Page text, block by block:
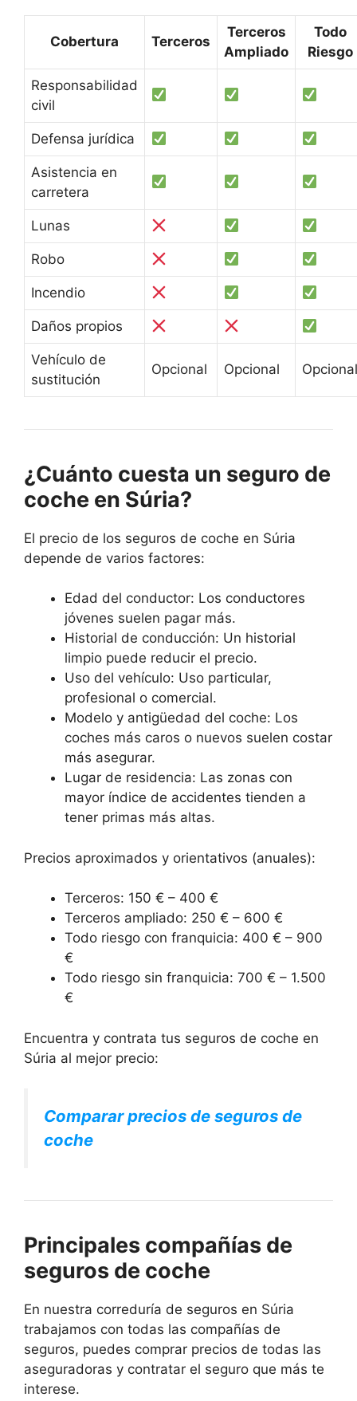
Cobertura Terceros
Terceros
Ampliado
Todo
Riesgo
Responsabilidad
civil
Defensa jurídica
Asistencia en
carretera
Lunas
Robo
Incendio
Daños propios
Vehículo de
sustitución
Opcional Opcional Opcional
¿Cuánto cuesta un seguro de
coche en Súria?
El precio de los seguros de coche en Súria
depende de varios factores:
Edad del conductor: Los conductores
jóvenes suelen pagar más.
Historial de conducción: Un historial
limpio puede reducir el precio.
Uso del vehículo: Uso particular,
profesional o comercial.
Modelo y antigüedad del coche: Los
coches más caros o nuevos suelen costar
más asegurar.
Lugar de residencia: Las zonas con
mayor índice de accidentes tienden a
tener primas más altas.
Precios aproximados y orientativos (anuales):
Terceros: 150 € – 400 €
Terceros ampliado: 250 € – 600 €
Todo riesgo con franquicia: 400 € – 900
€
Todo riesgo sin franquicia: 700 € – 1.500
€
Encuentra y contrata tus seguros de coche en
Súria al mejor precio:
Comparar precios de seguros de
coche
Principales compañías de
seguros de coche
En nuestra correduría de seguros en Súria
trabajamos con todas las compañías de
seguros, puedes comprar precios de todas las
aseguradoras y contratar el seguro que más te
interese.